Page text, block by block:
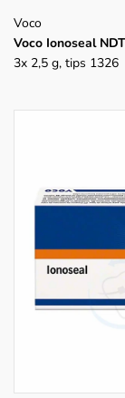
Voco
Voco Ionoseal
3x 2,5 g, tips 1326